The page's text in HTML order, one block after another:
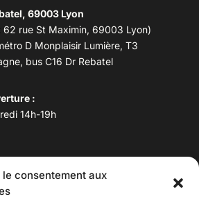
le consentement aux
69003 Lyon
62 rue St Maximin, 69003 Lyon)
D Monplaisir Lumière, T3
bus C16 Dr Rebatel
:
14h-19h
78 53 06 40